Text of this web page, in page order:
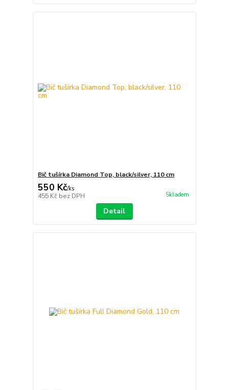
Bič tušírka Diamond Top, black/silver, 110 cm
550 Kč/ks
455 Kč bez DPH Skladem
Detail